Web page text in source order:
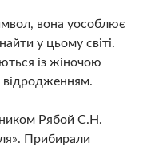
вона уособлює
у цьому світі.
із жіночою
Рябой С.Н.
Прибирали